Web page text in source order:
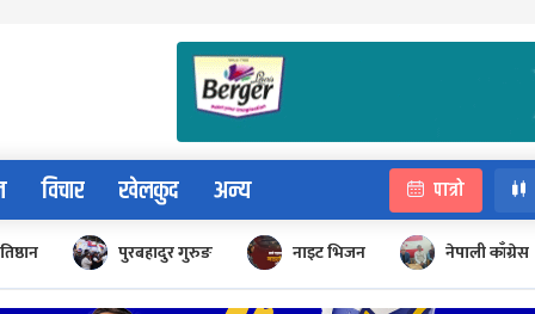
विचार खेलकुद अन्य पात्रो
पुरबहादुर गुरुङ नाइट भिजन नेपाली काँग्रेस